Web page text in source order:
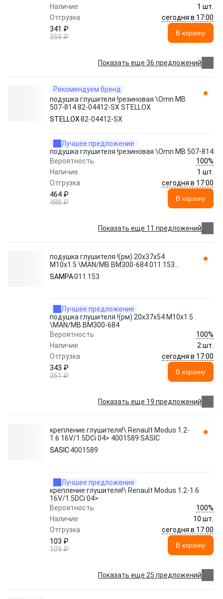
Наличие
1 шт.
Отгрузка
сегодня в 17:00
341 ₽
359 ₽
В корзину
Показать еще 36 предложений
Рекомендуем бренд
подушка глушителя !резиновая \Omn MB
507-814 82-04412-SX STELLOX
STELLOX82-04412-SX
Лучшее предложение
подушка глушителя !резиновая \Omn MB 507-814
Вероятность
100%
Наличие
1 шт.
Отгрузка
сегодня в 17:00
464 ₽
488 ₽
В корзину
Показать еще 11 предложений
подушка глушителя !(рм) 20x37x54
M10x1.5 \MAN/MB BM300-684 011.153
SAMPA
SAMPA011.153
Лучшее предложение
подушка глушителя !(рм) 20x37x54 M10x1.5
\MAN/MB BM300-684
Вероятность
100%
Наличие
2 шт.
Отгрузка
сегодня в 17:00
343 ₽
361 ₽
В корзину
Показать еще 19 предложений
крепление глушителя!\ Renault Modus 1.2-
1.6 16V/1.5DCi 04> 4001589 SASIC
SASIC4001589
Лучшее предложение
крепление глушителя!\ Renault Modus 1.2-1.6
16V/1.5DCi 04>
Вероятность
100%
Наличие
10 шт.
Отгрузка
сегодня в 17:00
103 ₽
109 ₽
В корзину
Показать еще 25 предложений